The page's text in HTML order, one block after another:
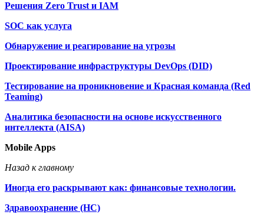
Решения Zero Trust и IAM
SOC как услуга
Обнаружение и реагирование на угрозы
Проектирование инфраструктуры DevOps (DID)
Тестирование на проникновение и Красная команда (Red
Teaming)
Аналитика безопасности на основе искусственного
интеллекта (AISA)
Mobile Apps
Назад к главному
Иногда его раскрывают как: финансовые технологии.
Здравоохранение (HC)